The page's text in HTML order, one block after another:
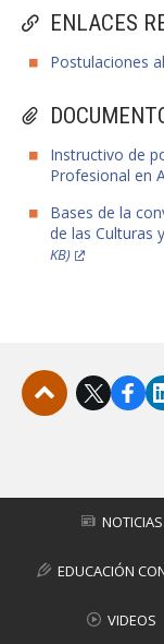
ENLACES
Postulaciones
Instructivo de
Profesional en
Bases de la
de las Culturas
KB)
NOTICIAS
EDUCACIÓN
VIDEOS